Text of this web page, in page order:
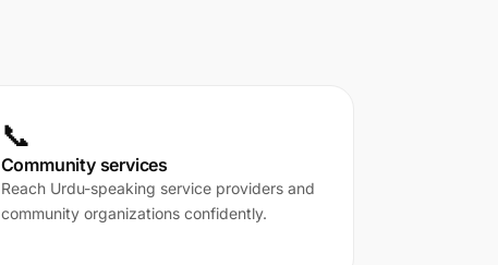
📞
Community services
Reach Urdu-speaking service providers and
community organizations confidently.